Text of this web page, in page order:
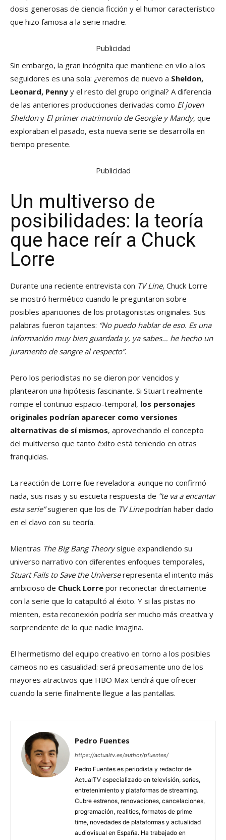
dosis generosas de ciencia ficción y el humor característico
que hizo famosa a la serie madre.
Publicidad
Sin embargo, la gran incógnita que mantiene en vilo a los
seguidores es una sola: ¿veremos de nuevo a Sheldon,
Leonard, Penny y el resto del grupo original? A diferencia
de las anteriores producciones derivadas como El joven
Sheldony El primer matrimonio de Georgie y Mandy, que
exploraban el pasado, esta nueva serie se desarrolla en
tiempo presente.
Publicidad
Un multiverso de
posibilidades: la teoría
que hace reír a Chuck
Lorre
Durante una reciente entrevista con TV Line, Chuck Lorre
se mostró hermético cuando le preguntaron sobre
posibles apariciones de los protagonistas originales. Sus
palabras fueron tajantes: “No puedo hablar de eso. Es una
información muy bien guardada y, ya sabes… he hecho un
juramento de sangre al respecto”.
Pero los periodistas no se dieron por vencidos y
plantearon una hipótesis fascinante. Si Stuart realmente
rompe el continuo espacio-temporal, los personajes
originales podrían aparecer como versiones
alternativas de sí mismos, aprovechando el concepto
del multiverso que tanto éxito está teniendo en otras
franquicias.
La reacción de Lorre fue reveladora: aunque no confirmó
nada, sus risas y su escueta respuesta de “te va a encantar
esta serie”sugieren que los de TV Linepodrían haber dado
en el clavo con su teoría.
Mientras The Big Bang Theorysigue expandiendo su
universo narrativo con diferentes enfoques temporales,
Stuart Fails to Save the Universerepresenta el intento más
ambicioso de Chuck Lorre por reconectar directamente
con la serie que lo catapultó al éxito. Y si las pistas no
mienten, esta reconexión podría ser mucho más creativa y
sorprendente de lo que nadie imagina.
El hermetismo del equipo creativo en torno a los posibles
cameos no es casualidad: será precisamente uno de los
mayores atractivos que HBO Max tendrá que ofrecer
cuando la serie finalmente llegue a las pantallas.
Pedro Fuentes
https://actualtv.es/author/pfuentes/
Pedro Fuentes es periodista y redactor de
ActualTV especializado en televisión, series,
entretenimiento y plataformas de streaming.
Cubre estrenos, renovaciones, cancelaciones,
programación, realities, formatos de prime
time, novedades de plataformas y actualidad
audiovisual en España. Ha trabajado en